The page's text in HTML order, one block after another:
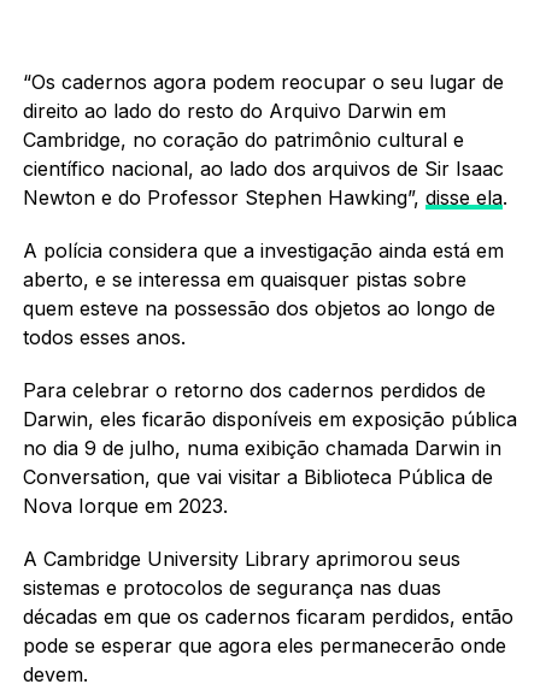
“Os cadernos agora podem reocupar o seu lugar de
direito ao lado do resto do Arquivo Darwin em
Cambridge, no coração do patrimônio cultural e
científico nacional, ao lado dos arquivos de Sir Isaac
Newton e do Professor Stephen Hawking”, disse ela.
A polícia considera que a investigação ainda está em
aberto, e se interessa em quaisquer pistas sobre
quem esteve na possessão dos objetos ao longo de
todos esses anos.
Para celebrar o retorno dos cadernos perdidos de
Darwin, eles ficarão disponíveis em exposição pública
no dia 9 de julho, numa exibição chamada Darwin in
Conversation, que vai visitar a Biblioteca Pública de
Nova Iorque em 2023.
A Cambridge University Library aprimorou seus
sistemas e protocolos de segurança nas duas
décadas em que os cadernos ficaram perdidos, então
pode se esperar que agora eles permanecerão onde
devem.